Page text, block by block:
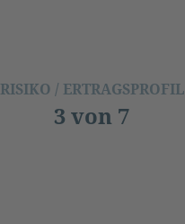
RISIKO / ERTRAGSPROFIL
3 von 7